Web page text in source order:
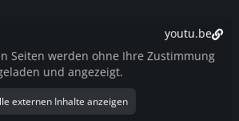
youtu.be
Seiten werden ohne Ihre Zustimmung
und angezeigt.
externen Inhalte anzeigen